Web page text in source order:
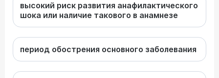
высокий риск развития анафилактического
шока или наличие такового в анамнезе
период обострения основного заболевания